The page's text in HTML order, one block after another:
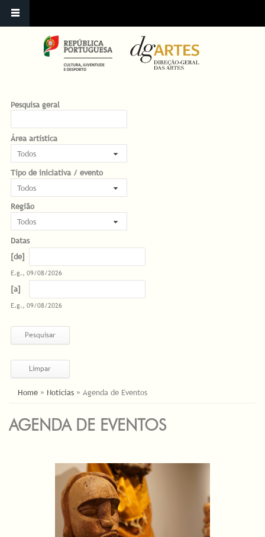
Pesquisa geral
Área artística
Tipo de iniciativa / evento
Região
Datas
Datas
Date
E.g., 09/08/2026
Datas
Date
E.g., 09/08/2026
ESTÁ AQUI
Home » Notícias » Agenda de Eventos
AGENDA DE EVENTOS